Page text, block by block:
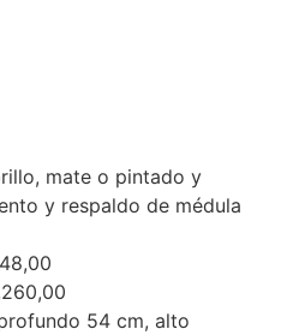
mate o pintado y
y respaldo de médula


54 cm, alto